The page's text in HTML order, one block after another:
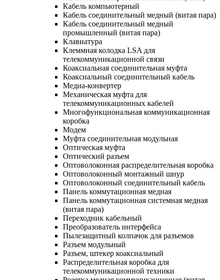
Кабель компьютерный
Кабель соединительный медный (витая пара)
Кабель соединительный медный
промышленный (витая пара)
Клавиатура
Клеммная колодка LSA для
телекоммуникационной связи
Коаксиальная соединительная муфта
Коаксиальный соединительный кабель
Медиа-конвертер
Механическая муфта для
телекоммуникационных кабелей
Многофункциональная коммуникационная
коробка
Модем
Муфта соединительная модульная
Оптическая муфта
Оптический разъем
Оптоволоконная распределительная коробка
Оптоволоконный монтажный шнур
Оптоволоконный соединительный кабель
Панель коммутационная медная
Панель коммутационная системная медная
(витая пара)
Переходник кабельный
Преобразователь интерфейса
Пылезащитный колпачок для разъемов
Разъем модульный
Разъем, штекер коаксиальный
Распределительная коробка для
телекоммуникационной техники